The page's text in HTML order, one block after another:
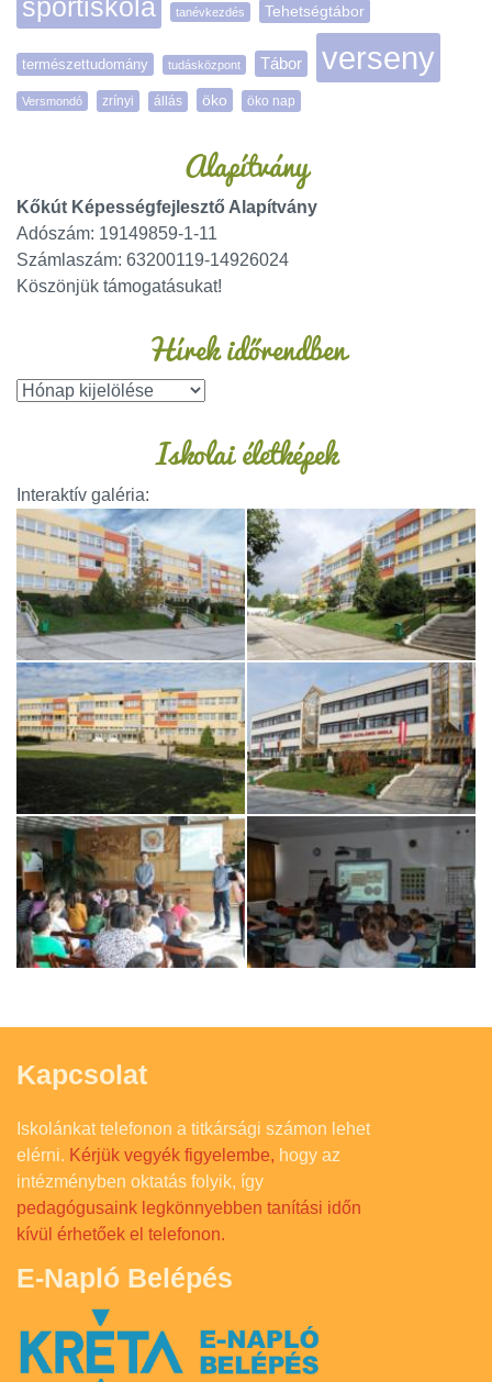
sportiskola tanévkezdés Tehetségtábor
természettudomány tudásközpont Tábor verseny
Versmondó zrínyi állás öko öko nap
Alapítvány
Kőkút Képességfejlesztő Alapítvány
Adószám: 19149859-1-11
Számlaszám: 63200119-14926024
Köszönjük támogatásukat!
Hírek időrendben
Iskolai életképek
Interaktív galéria:
Kapcsolat
Iskolánkat telefonon a titkársági számon lehet
elérni. Kérjük vegyék figyelembe, hogy az
intézményben oktatás folyik, így
pedagógusaink legkönnyebben tanítási időn
kívül érhetőek el telefonon.
E-Napló Belépés